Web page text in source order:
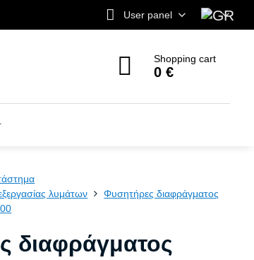
User panel
Shopping cart
0 €
λυμάτων
Φυσητήρες διαφράγματος
διαφράγματος